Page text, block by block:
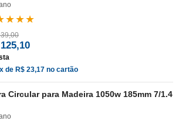
de R$ 23,17 no cartão
Circular para Madeira 1050w 185mm 7/1.4